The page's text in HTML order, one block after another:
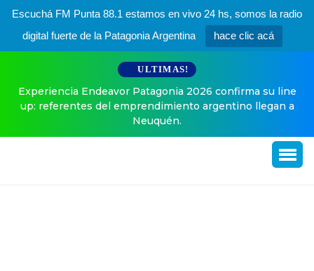
Escuchá FM Punta 88.1 estamos en vivo 24 hs, somos la radio
digital fuerte de la Patagonia Argentina
hace clic acá
ULTIMAS!
Experiencia Endeavor Patagonia 2026 confirma su line
up: referentes del emprendimiento argentino llegan a
Neuquén.